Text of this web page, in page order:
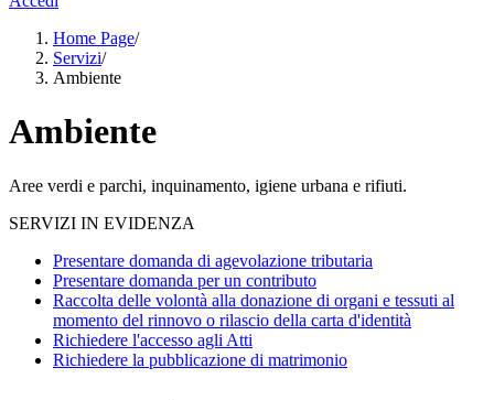
Home Page/
Servizi/
Ambiente
Ambiente
Aree verdi e parchi, inquinamento, igiene urbana e rifiuti.
SERVIZI IN EVIDENZA
Presentare domanda di agevolazione tributaria
Presentare domanda per un contributo
Raccolta delle volontà alla donazione di organi e tessuti al
momento del rinnovo o rilascio della carta d'identità
Richiedere l'accesso agli Atti
Richiedere la pubblicazione di matrimonio